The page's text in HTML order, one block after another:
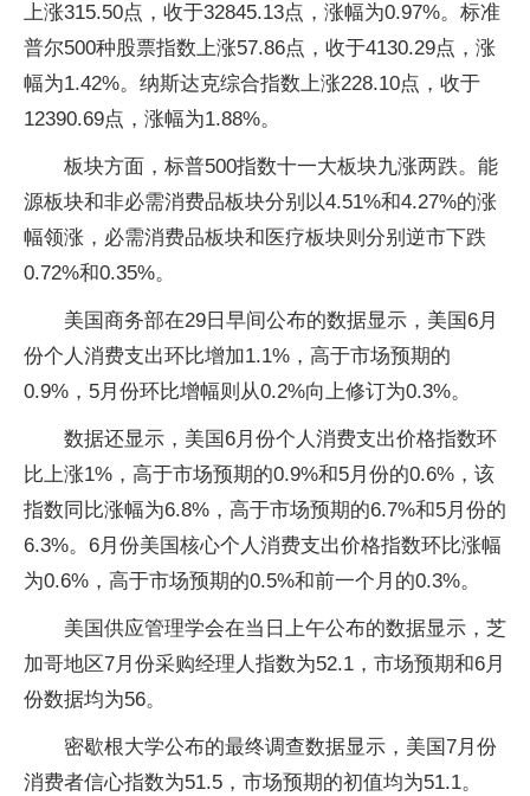
上涨315.50点，收于32845.13点，涨幅为0.97%。标准
普尔500种股票指数上涨57.86点，收于4130.29点，涨
幅为1.42%。纳斯达克综合指数上涨228.10点，收于
12390.69点，涨幅为1.88%。
板块方面，标普500指数十一大板块九涨两跌。能
源板块和非必需消费品板块分别以4.51%和4.27%的涨
幅领涨，必需消费品板块和医疗板块则分别逆市下跌
0.72%和0.35%。
美国商务部在29日早间公布的数据显示，美国6月
份个人消费支出环比增加1.1%，高于市场预期的
0.9%，5月份环比增幅则从0.2%向上修订为0.3%。
数据还显示，美国6月份个人消费支出价格指数环
比上涨1%，高于市场预期的0.9%和5月份的0.6%，该
指数同比涨幅为6.8%，高于市场预期的6.7%和5月份的
6.3%。6月份美国核心个人消费支出价格指数环比涨幅
为0.6%，高于市场预期的0.5%和前一个月的0.3%。
美国供应管理学会在当日上午公布的数据显示，芝
加哥地区7月份采购经理人指数为52.1，市场预期和6月
份数据均为56。
密歇根大学公布的最终调查数据显示，美国7月份
消费者信心指数为51.5，市场预期的初值均为51.1。